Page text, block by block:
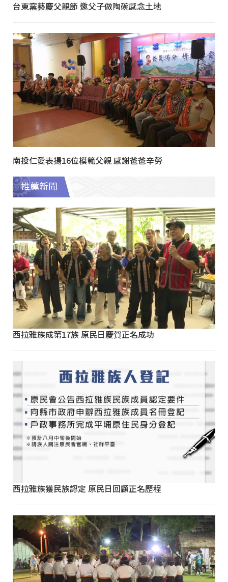
台東窯藝慶父親節 邀父子做陶碗感念土地
南投仁愛表揚16位模範父親 感謝爸爸辛勞
推薦新聞
西拉雅族成第17族 原民日慶賀正名成功
西拉雅族獲民族認定 原民日回顧正名歷程